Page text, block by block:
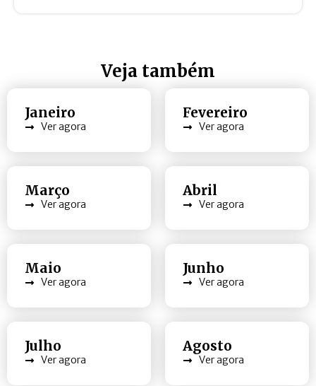
Veja também
Janeiro
Ver agora
Fevereiro
Ver agora
Março
Ver agora
Abril
Ver agora
Maio
Ver agora
Junho
Ver agora
Julho
Ver agora
Agosto
Ver agora